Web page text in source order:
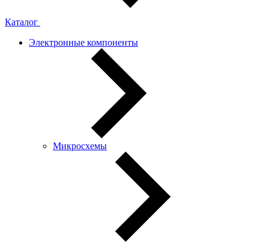
Каталог
Электронные компоненты
Микросхемы